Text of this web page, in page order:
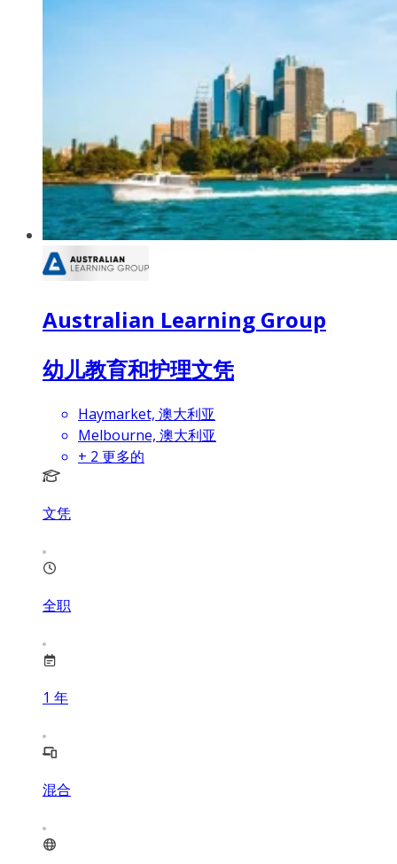
Australian Learning Group
幼儿教育和护理文凭
Haymarket, 澳大利亚
Melbourne, 澳大利亚
+ 2 更多的
文凭
全职
1 年
混合